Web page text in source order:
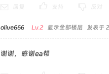
olive666 Lv.2 显示全部楼层 发表于
谢谢，感谢ea帮